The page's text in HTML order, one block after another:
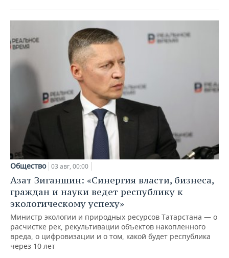
Общество 03 авг, 00:00
Азат Зиганшин: «Синергия власти, бизнеса,
граждан и науки ведет республику к
экологическому успеху»
Министр экологии и природных ресурсов Татарстана — о
расчистке рек, рекультивации объектов накопленного
вреда, о цифровизации и о том, какой будет республика
через 10 лет